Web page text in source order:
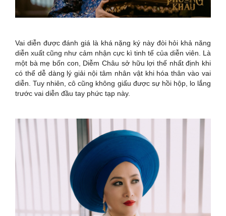
Vai diễn được đánh giá là khá nặng ký này đòi hỏi khả năng
diễn xuất cũng như cảm nhận cực kì tinh tế của diễn viên. Là
một bà mẹ bốn con, Diễm Châu sở hữu lợi thế nhất định khi
có thể dễ dàng lý giải nội tâm nhân vật khi hóa thân vào vai
diễn. Tuy nhiên, cô cũng không giấu được sự hồi hộp, lo lắng
trước vai diễn đầu tay phức tạp này.